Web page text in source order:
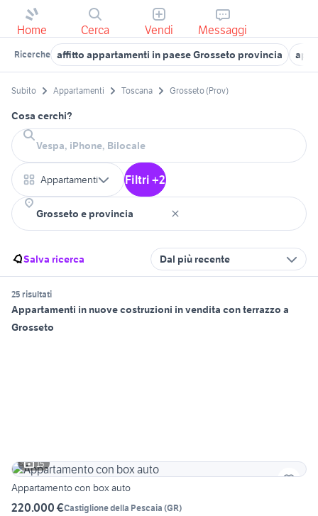
Home Cerca Vendi Messaggi
Ricerche affitto appartamenti in paese Grosseto provincia
Subito Appartamenti Toscana Grosseto (Prov)
Cosa cerchi?
Appartamenti Filtri +2
Salva ricerca Dal più recente
25 risultati
Appartamenti in nuove costruzioni in vendita con terrazzo a
Grosseto
15
Appartamento con box auto
220.000 €Castiglione della Pescaia (GR)